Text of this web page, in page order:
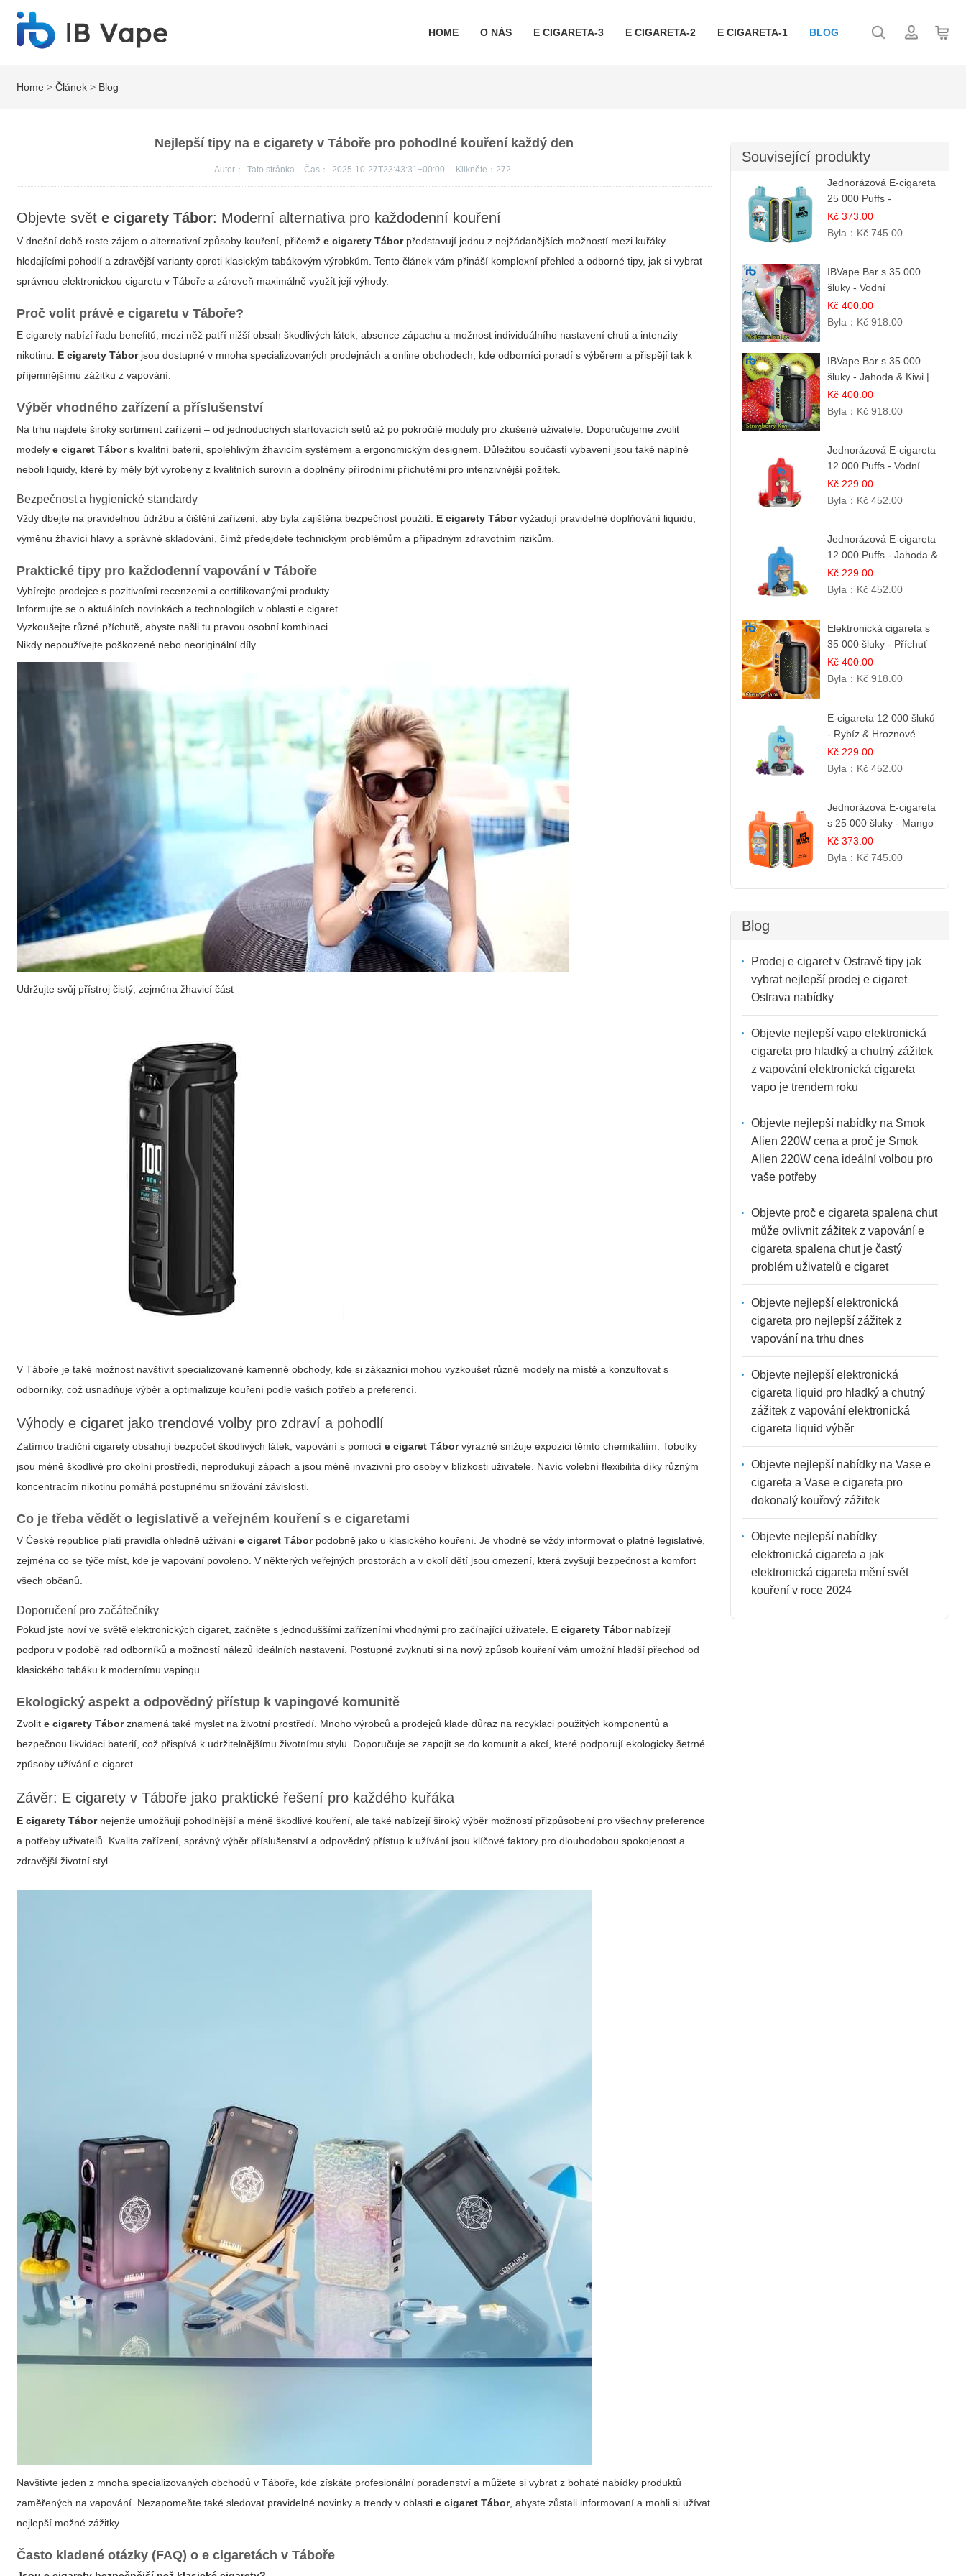
HOME O NÁS E CIGARETA-3 E CIGARETA-2 E CIGARETA-1 BLOG
Home >Článek > Blog
Nejlepší tipy na e cigarety v Táboře pro pohodlné kouření každý den
Autor： Tato stránka Čas： 2025-10-27T23:43:31+00:00 Klikněte： 272
Objevte světe cigarety Tábor: Moderní alternativa pro každodenní kouření
V dnešní době roste zájem o alternativní způsoby kouření, přičemže cigarety Táborpředstavují jednu z nejžádanějších možností mezi kuřáky
hledajícími pohodlí a zdravější varianty oproti klasickým tabákovým výrobkům. Tento článek vám přináší komplexní přehled a odborné tipy, jak si vybrat
správnou elektronickou cigaretu v Táboře a zároveň maximálně využít její výhody.
Proč volit právě e cigaretu v Táboře?
E cigarety nabízí řadu benefitů, mezi něž patří nižší obsah škodlivých látek, absence zápachu a možnost individuálního nastavení chuti a intenzity
nikotinu. E cigarety Táborjsou dostupné v mnoha specializovaných prodejnách a online obchodech, kde odborníci poradí s výběrem a přispějí tak k
příjemnějšímu zážitku z vapování.
Výběr vhodného zařízení a příslušenství
Na trhu najdete široký sortiment zařízení – od jednoduchých startovacích setů až po pokročilé moduly pro zkušené uživatele. Doporučujeme zvolit
modelye cigaret Tábors kvalitní baterií, spolehlivým žhavicím systémem a ergonomickým designem. Důležitou součástí vybavení jsou také náplně
neboli liquidy, které by měly být vyrobeny z kvalitních surovin a doplněny přírodními příchutěmi pro intenzivnější požitek.
Bezpečnost a hygienické standardy
Vždy dbejte na pravidelnou údržbu a čištění zařízení, aby byla zajištěna bezpečnost použití. E cigarety Táborvyžadují pravidelné doplňování liquidu,
výměnu žhavící hlavy a správné skladování, čímž předejdete technickým problémům a případným zdravotním rizikům.
Praktické tipy pro každodenní vapování v Táboře
Vybírejte prodejce s pozitivními recenzemi a certifikovanými produkty
Informujte se o aktuálních novinkách a technologiích v oblasti e cigaret
Vyzkoušejte různé příchutě, abyste našli tu pravou osobní kombinaci
Nikdy nepoužívejte poškozené nebo neoriginální díly
Udržujte svůj přístroj čistý, zejména žhavicí část
V Táboře je také možnost navštívit specializované kamenné obchody, kde si zákazníci mohou vyzkoušet různé modely na místě a konzultovat s
odborníky, což usnadňuje výběr a optimalizuje kouření podle vašich potřeb a preferencí.
Výhody e cigaret jako trendové volby pro zdraví a pohodlí
Zatímco tradiční cigarety obsahují bezpočet škodlivých látek, vapování s pomocíe cigaret Táborvýrazně snižuje expozici těmto chemikáliím. Tobolky
jsou méně škodlivé pro okolní prostředí, neprodukují zápach a jsou méně invazivní pro osoby v blízkosti uživatele. Navíc volební flexibilita díky různým
koncentracím nikotinu pomáhá postupnému snižování závislosti.
Co je třeba vědět o legislativě a veřejném kouření s e cigaretami
V České republice platí pravidla ohledně užíváníe cigaret Táborpodobně jako u klasického kouření. Je vhodné se vždy informovat o platné legislativě,
zejména co se týče míst, kde je vapování povoleno. V některých veřejných prostorách a v okolí dětí jsou omezení, která zvyšují bezpečnost a komfort
všech občanů.
Doporučení pro začátečníky
Pokud jste noví ve světě elektronických cigaret, začněte s jednoduššími zařízeními vhodnými pro začínající uživatele. E cigarety Tábornabízejí
podporu v podobě rad odborníků a možností nálezů ideálních nastavení. Postupné zvyknutí si na nový způsob kouření vám umožní hladší přechod od
klasického tabáku k modernímu vapingu.
Ekologický aspekt a odpovědný přístup k vapingové komunitě
Zvolite cigarety Táborznamená také myslet na životní prostředí. Mnoho výrobců a prodejců klade důraz na recyklaci použitých komponentů a
bezpečnou likvidaci baterií, což přispívá k udržitelnějšímu životnímu stylu. Doporučuje se zapojit se do komunit a akcí, které podporují ekologicky šetrné
způsoby užívání e cigaret.
Závěr: E cigarety v Táboře jako praktické řešení pro každého kuřáka
E cigarety Tábornejenže umožňují pohodlnější a méně škodlivé kouření, ale také nabízejí široký výběr možností přizpůsobení pro všechny preference
a potřeby uživatelů. Kvalita zařízení, správný výběr příslušenství a odpovědný přístup k užívání jsou klíčové faktory pro dlouhodobou spokojenost a
zdravější životní styl.
Navštivte jeden z mnoha specializovaných obchodů v Táboře, kde získáte profesionální poradenství a můžete si vybrat z bohaté nabídky produktů
zaměřených na vapování. Nezapomeňte také sledovat pravidelné novinky a trendy v oblastie cigaret Tábor, abyste zůstali informovaní a mohli si užívat
nejlepší možné zážitky.
Často kladené otázky (FAQ) o e cigaretách v Táboře
Související produkty
Jednorázová E-cigareta
25 000 Puffs -
Ostružina & Borůvka |
Lesní ovocná směs
Kč 373.00
Byla： Kč 745.00
IBVape Bar s 35 000
šluky - Vodní
melounový led |
Osvěžující letní příchuť
Kč 400.00
Byla： Kč 918.00
IBVape Bar s 35 000
šluky - Jahoda & Kiwi |
Osvěžující ovocná
směs
Kč 400.00
Byla： Kč 918.00
Jednorázová E-cigareta
12 000 Puffs - Vodní
Melounová Zmrzlina |
Letní dezertní příchuť
Kč 229.00
Byla： Kč 452.00
Jednorázová E-cigareta
12 000 Puffs - Jahoda &
Kiwi
Kč 229.00
Byla： Kč 452.00
Elektronická cigareta s
35 000 šluky - Příchuť
Pomerančový Džem |
Dlouhotrvající zážitek
Kč 400.00
Byla： Kč 918.00
E-cigareta 12 000 šluků
- Rybíz & Hroznové
Víno
Kč 229.00
Byla： Kč 452.00
Jednorázová E-cigareta
s 25 000 šluky - Mango
& Ananas | Exotická
ovocná směs
Kč 373.00
Byla： Kč 745.00
Blog
Prodej e cigaret v Ostravě tipy jak
vybrat nejlepší prodej e cigaret
Ostrava nabídky
Objevte nejlepší vapo elektronická
cigareta pro hladký a chutný zážitek
z vapování elektronická cigareta
vapo je trendem roku
Objevte nejlepší nabídky na Smok
Alien 220W cena a proč je Smok
Alien 220W cena ideální volbou pro
vaše potřeby
Objevte proč e cigareta spalena chut
může ovlivnit zážitek z vapování e
cigareta spalena chut je častý
problém uživatelů e cigaret
Objevte nejlepší elektronická
cigareta pro nejlepší zážitek z
vapování na trhu dnes
Objevte nejlepší elektronická
cigareta liquid pro hladký a chutný
zážitek z vapování elektronická
cigareta liquid výběr
Objevte nejlepší nabídky na Vase e
cigareta a Vase e cigareta pro
dokonalý kouřový zážitek
Objevte nejlepší nabídky
elektronická cigareta a jak
elektronická cigareta mění svět
kouření v roce 2024